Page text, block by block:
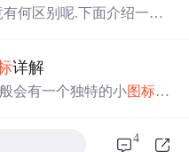
栏URL最前面有个小图标
有何区别呢.下面介绍一下
详解
会有一个独特的小图标，
4